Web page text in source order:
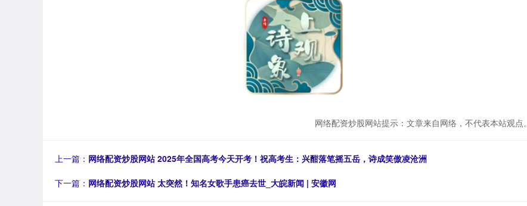
网络配资炒股网站提示：文章来自网络，不代表本站观点。
上一篇： 网络配资炒股网站 2025年全国高考今天开考！祝高考生：兴酣落笔摇五岳，诗成笑傲凌沧洲
下一篇： 网络配资炒股网站 太突然！知名女歌手患癌去世_大皖新闻 | 安徽网